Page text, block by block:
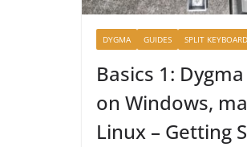
DYGMA GUIDES SPLIT
Basics 1:
on Windows,
Linux – Getting